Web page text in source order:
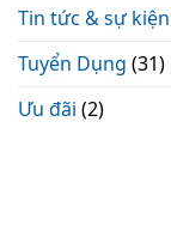
Tin tức & sự kiện
Tuyển Dụng (31)
Ưu đãi (2)